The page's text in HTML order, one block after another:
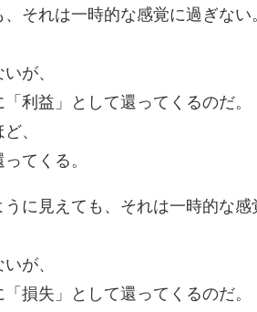
それは一時的な感覚に過ぎない
が、
利益」として還ってくるのだ。
、
てくる。
に見えても、それは一時的な感
が、
損失」として還ってくるのだ。